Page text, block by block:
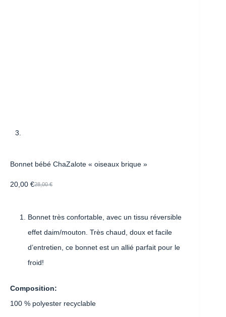
Bonnet bébé ChaZalote « oiseaux brique »
28,00€
20,00 €
Bonnet très confortable, avec un tissu réversible
effet daim/mouton. Très chaud, doux et facile
d’entretien, ce bonnet est un allié parfait pour le
froid!
Composition:
100 % polyester recyclable